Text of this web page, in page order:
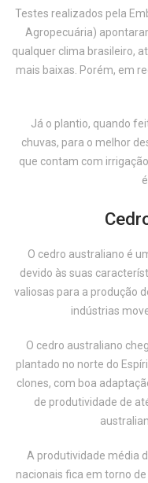
Testes realizados pela
Agropecuária)
qualquer clima brasileiro,
mais baixas. Porém, em
Já o plantio, quando
chuvas, para o melhor
que contam com
O cedro australiano é
devido às suas
valiosas para a produção
indústrias
O cedro australiano
plantado no norte do
clones, com boa
de produtividade de
A produtividade média
nacionais fica em torno